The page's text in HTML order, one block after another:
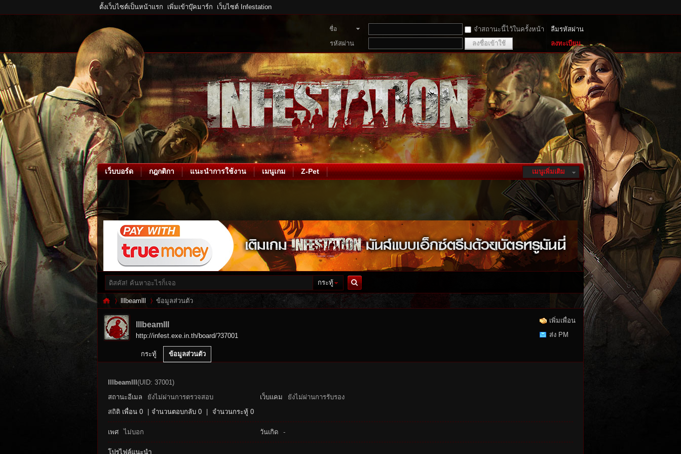
ตั้งเว็บไซต์เป็นหน้าแรก เพิ่มเข้าบุ๊คมาร์ก เว็บไซต์ Infestation
ชื่อ
สมาชิก
จำสถานะนี้ไว้ในครั้งหน้า
ลืมรหัสผ่าน
รหัสผ่าน
ลงชื่อเข้าใช้ ลงทะเบียน
เมนูเพิ่มเติม
เว็บบอร์ด กฎกติกา แนะนำการใช้งาน เมนูเกม Z-Pet
กระทู้
ค้นหา
lllbeamlll ข้อมูลส่วนตัว
เพิ่มเพื่อน
ส่ง PM
lllbeamlll
http://infest.exe.in.th/board/?37001
กระทู้ ข้อมูลส่วนตัว
lllbeamlll (UID: 37001)
สถานะอีเมล
ยังไม่ผ่านการตรวจสอบ เว็บแคม
ยังไม่ผ่านการรับรอง
สถิติ เพื่อน 0 จำนวนตอบกลับ 0 จำนวนกระทู้ 0
เพศ ไม่บอก วันเกิด -
โปรไฟล์แนะนำ